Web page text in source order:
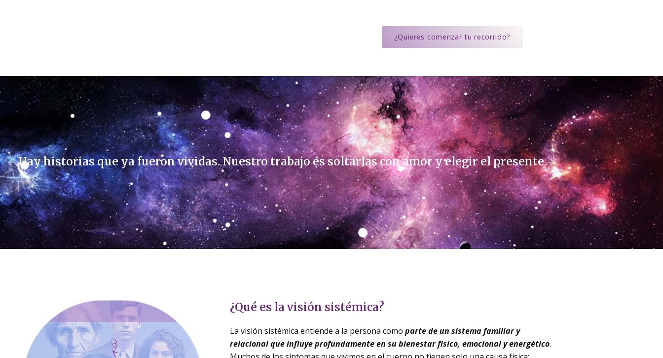
¿Quieres comenzar tu recorrido?
Hay historias que ya fueron vividas. Nuestro trabajo es soltarlas con amor y elegir el presente
¿Qué es la visión sistémica?
La visión sistémica entiende a la persona como parte de un sistema familiar y
relacional que influye profundamente en su bienestar físico, emocional y energético.